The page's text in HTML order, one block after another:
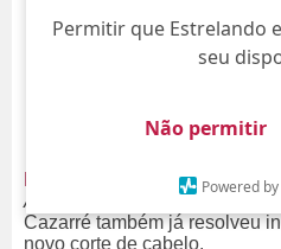
Permitir que Estrelando
seu
Não permitir
Powered
E não foi só Caio Castroque
Amor à Vida
, terminar para
Cazarré também já resolveu
novo corte de cabelo.